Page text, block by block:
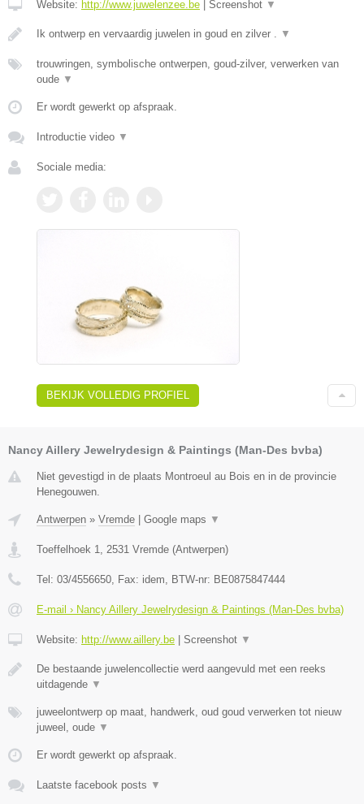
Website: http://www.juwelenzee.be Screenshot ▼
Ik ontwerp en vervaardig juwelen in goud en zilver . ▼
trouwringen, symbolische ontwerpen, goud-zilver, verwerken van
oude ▼
Er wordt gewerkt op afspraak.
Introductie video ▼
Sociale media:
BEKIJK VOLLEDIG PROFIEL
Nancy Aillery Jewelrydesign & Paintings (Man-Des bvba)
Niet gevestigd in de plaats Montroeul au Bois en in de provincie
Henegouwen.
Antwerpen » Vremde Google maps ▼
Toeffelhoek 1 2531 Vremde (Antwerpen)
Tel: 03/4556650 , Fax: idem , BTW-nr: BE0875847444
E-mail › Nancy Aillery Jewelrydesign & Paintings (Man-Des bvba)
Website: http://www.aillery.be Screenshot ▼
De bestaande juwelencollectie werd aangevuld met een reeks
uitdagende ▼
juweelontwerp op maat, handwerk, oud goud verwerken tot nieuw
juweel, oude ▼
Er wordt gewerkt op afspraak.
Laatste facebook posts ▼